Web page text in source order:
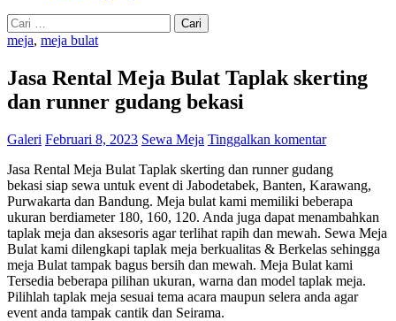
Cari
untuk:
meja, meja bulat
Jasa Rental Meja Bulat Taplak skerting
dan runner gudang bekasi
Galeri Februari 8, 2023 Sewa Meja Tinggalkan komentar
Jasa Rental Meja Bulat Taplak skerting dan runner gudang
bekasi siap sewa untuk event di Jabodetabek, Banten, Karawang,
Purwakarta dan Bandung. Meja bulat kami memiliki beberapa
ukuran berdiameter 180, 160, 120. Anda juga dapat menambahkan
taplak meja dan aksesoris agar terlihat rapih dan mewah. Sewa Meja
Bulat kami dilengkapi taplak meja berkualitas & Berkelas sehingga
meja Bulat tampak bagus bersih dan mewah. Meja Bulat kami
Tersedia beberapa pilihan ukuran, warna dan model taplak meja.
Pilihlah taplak meja sesuai tema acara maupun selera anda agar
event anda tampak cantik dan Seirama.